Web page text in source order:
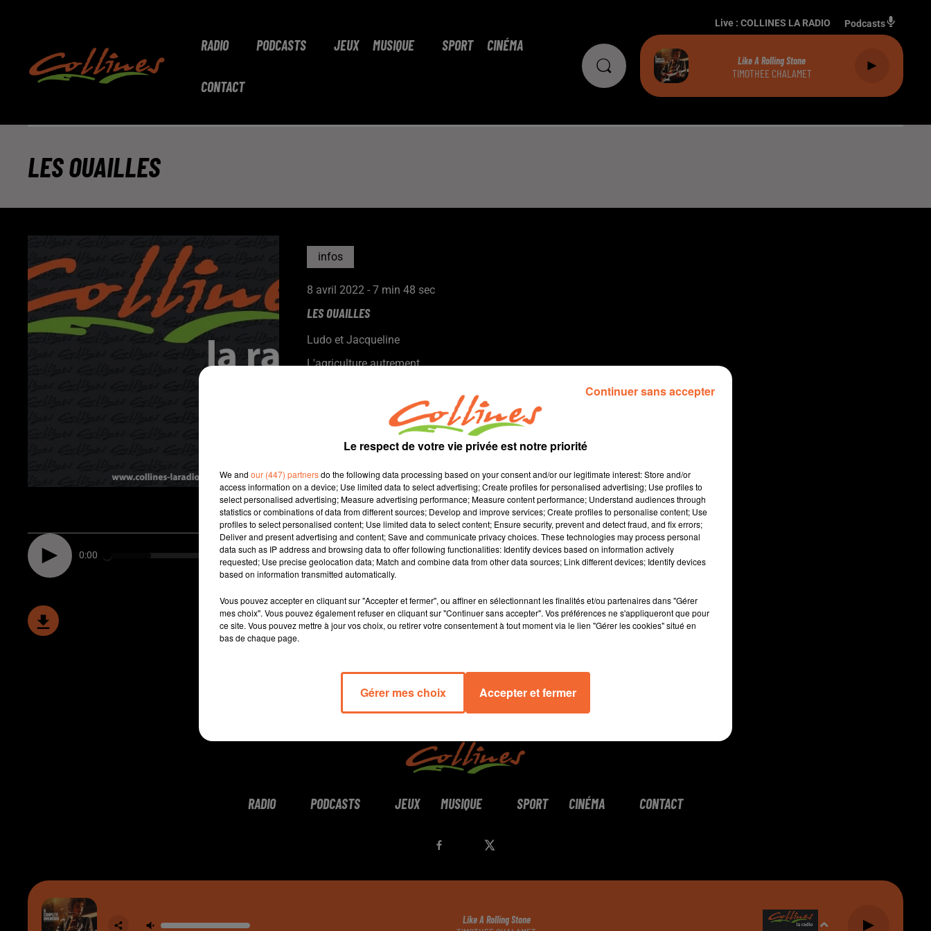
RADIO PODCASTS JEUX MUSIQUE SPORT CINÉMA
CONTACT
Live : COLLINES LA RADIO Podcasts
Like A Rolling Stone
TIMOTHEE CHALAMET
LES OUAILLES
infos
8 avril 2022 - 7 min 48 sec
LES OUAILLES
Ludo et Jacqueline
L'agriculture autrement.
0:00 7 min 48 sec
RADIO PODCASTS JEUX MUSIQUE SPORT CINÉMA CONTACT
Like A Rolling Stone
Le respect de votre vie privée est notre priorité
We and our (447) partnersdo the following data processing based on your consent and/or our legitimate interest: Store and/or
access information on a device; Use limited data to select advertising; Create profiles for personalised advertising; Use profiles to
select personalised advertising; Measure advertising performance; Measure content performance; Understand audiences through
statistics or combinations of data from different sources; Develop and improve services; Create profiles to personalise content; Use
profiles to select personalised content; Use limited data to select content; Ensure security, prevent and detect fraud, and fix errors;
Deliver and present advertising and content; Save and communicate privacy choices. These technologies may process personal
data such as IP address and browsing data to offer following functionalities: Identify devices based on information actively
requested; Use precise geolocation data; Match and combine data from other data sources; Link different devices; Identify devices
based on information transmitted automatically.
Vous pouvez accepter en cliquant sur "Accepter et fermer", ou affiner en sélectionnant les finalités et/ou partenaires dans "Gérer
mes choix". Vous pouvez également refuser en cliquant sur "Continuer sans accepter". Vos préférences ne s'appliqueront que pour
ce site. Vous pouvez mettre à jour vos choix, ou retirer votre consentement à tout moment via le lien "Gérer les cookies" situé en
bas de chaque page.
Gérer mes choix Accepter et fermer
Continuer sans accepter